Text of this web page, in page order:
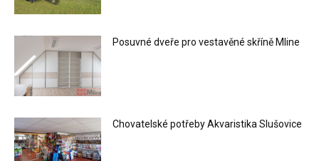
Posuvné dveře pro vestavěné skříně Mline
Chovatelské potřeby Akvaristika Slušovice